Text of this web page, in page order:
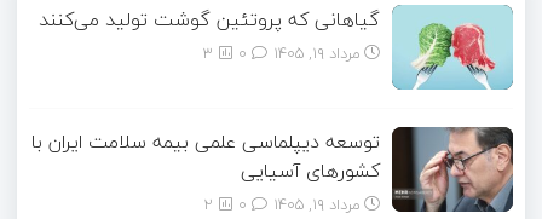
گیاهانی که پروتئین گوشت تولید می‌کنند
مرداد ۱۹, ۱۴۰۵ 3
توسعه دیپلماسی علمی بیمه سلامت ایران با
کشورهای آسیایی
مرداد ۱۹, ۱۴۰۵ 2